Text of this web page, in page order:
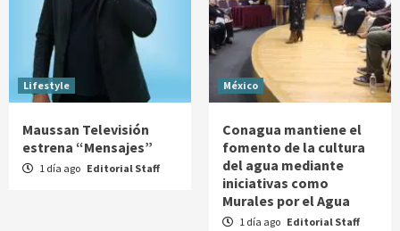
Lifestyle
Maussan Televisión
estrena “Mensajes”
1 día ago Editorial Staff
México
Conagua mantiene el
fomento de la cultura
del agua mediante
iniciativas como
Murales por el Agua
1 día ago Editorial Staff